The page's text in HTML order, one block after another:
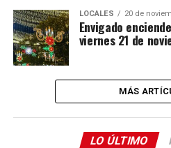
LOCALES 20 de
Envigado
viernes 21 de
MÁS
LO ÚLTIMO